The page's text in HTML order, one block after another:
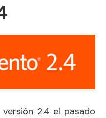
2.4 el pasado